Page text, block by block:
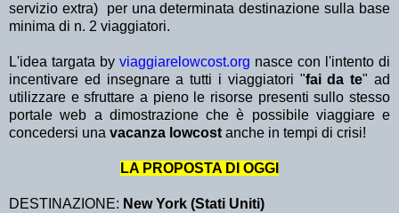
servizio extra)
per una determinata destinazione sulla base
minima di n. 2 viaggiatori.
L'idea targata by viaggiarelowcost.org nasce con l'intento di
incentivare ed insegnare a tutti i viaggiatori "fai da te" ad
utilizzare e sfruttare a pieno le risorse presenti sullo stesso
portale web a dimostrazione che è possibile viaggiare e
concedersi una vacanza lowcost anche in tempi di crisi!
LA PROPOSTA DI OGGI
DESTINAZIONE: New York (Stati Uniti)